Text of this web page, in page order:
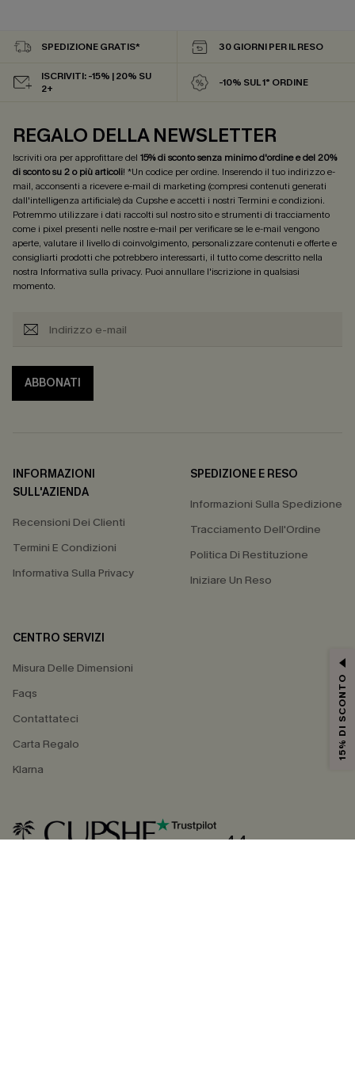
SPEDIZIONE GRATIS* 30 GIORNI PER IL RESO
ISCRIVITI: -15% | 20% SU
2+
-10% SUL 1° ORDINE
REGALO DELLA NEWSLETTER
Iscriviti ora per approfittare del 15% di sconto senza minimo d'ordine e del 20%
di sconto su 2 o più articoli! *Un codice per ordine. Inserendo il tuo indirizzo e-
mail, acconsenti a ricevere e-mail di marketing (compresi contenuti generati
dall'intelligenza artificiale) da Cupshe e accetti i nostri Termini e condizioni.
Potremmo utilizzare i dati raccolti sul nostro sito e strumenti di tracciamento
come i pixel presenti nelle nostre e-mail per verificare se le e-mail vengono
aperte, valutare il livello di coinvolgimento, personalizzare contenuti e offerte e
consigliarti prodotti che potrebbero interessarti, il tutto come descritto nella
nostra Informativa sulla privacy. Puoi annullare l'iscrizione in qualsiasi
momento.
ABBONATI
INFORMAZIONI
SULL'AZIENDA
Recensioni Dei Clienti
Termini E Condizioni
Informativa Sulla Privacy
SPEDIZIONE E RESO
Informazioni Sulla Spedizione
Tracciamento Dell'Ordine
Politica Di Restituzione
Iniziare Un Reso
CENTRO SERVIZI
Misura Delle Dimensioni
Faqs
Contattateci
Carta Regalo
Klarna
4.4
15% DI SCONTO